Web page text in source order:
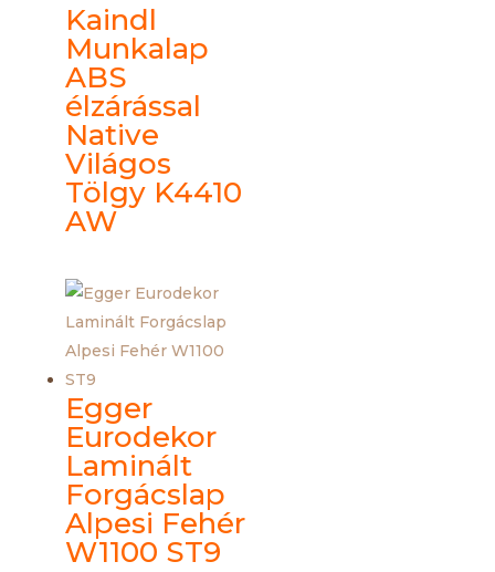
Kaindl
Munkalap
ABS
élzárással
Native
Világos
Tölgy K4410
AW
Egger
Eurodekor
Laminált
Forgácslap
Alpesi Fehér
W1100 ST9